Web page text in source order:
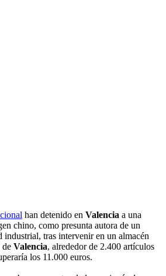
han detenido en Valencia a una
chino, como presunta autora de un
industrial, tras intervenir en un almacén
de Valencia, alrededor de 2.400 artículos
los 11.000 euros.